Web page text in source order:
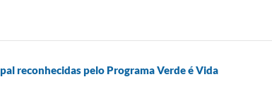
reconhecidas pelo Programa Verde é Vida